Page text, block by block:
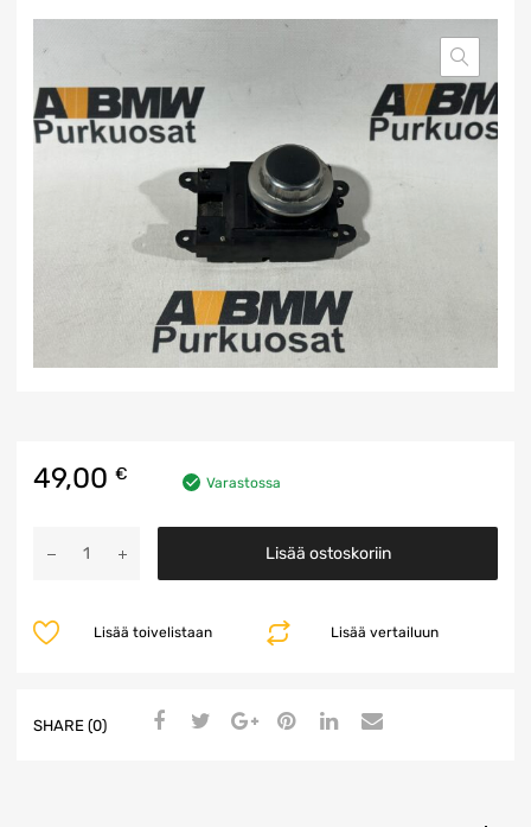
49,00 € Varastossa
määrä
Lisää ostoskoriin
Lisää vertailuun
Lisää toivelistaan
SHARE (0)